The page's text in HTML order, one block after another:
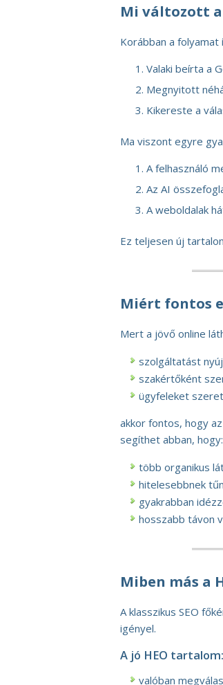
Mi változott a
Korábban a folyamat
Valaki beírta a
Megnyitott
Kikereste a
Ma viszont egyre
A felhasználó
Az AI
A weboldalak
Ez teljesen új
Miért fontos
Mert a jövő online
szolgáltatást
szakértőként
ügyfeleket
akkor fontos, hogy
segíthet abban, hogy:
több organikus
hitelesebbnek
gyakrabban
hosszabb távon
Miben más a
A klasszikus SEO
igényel.
A jó HEO tartalom:
valóban